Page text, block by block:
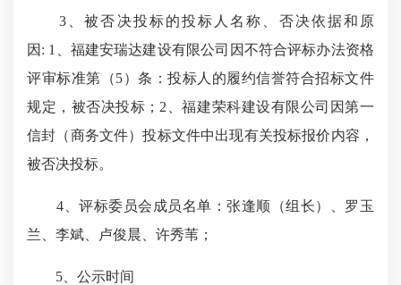
3、被否决投标的投标人名称、否决依据和原
因: 1、福建安瑞达建设有限公司因不符合评标办法资格
评审标准第（5）条：投标人的履约信誉符合招标文件
规定，被否决投标；2、福建荣科建设有限公司因第一
信封（商务文件）投标文件中出现有关投标报价内容，
被否决投标。
4、评标委员会成员名单：张逢顺（组长）、罗玉
兰、李斌、卢俊晨、许秀苇；
5、公示时间